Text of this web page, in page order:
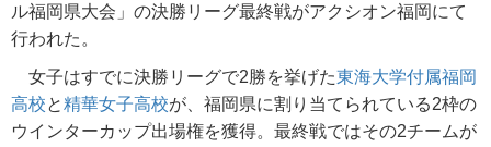
ル福岡県大会」の決勝リーグ最終戦がアクシオン福岡にて
行われた。
女子はすでに決勝リーグで2勝を挙げた東海大学付属福岡
高校と精華女子高校が、福岡県に割り当てられている2枠の
ウインターカップ出場権を獲得。最終戦ではその2チームが